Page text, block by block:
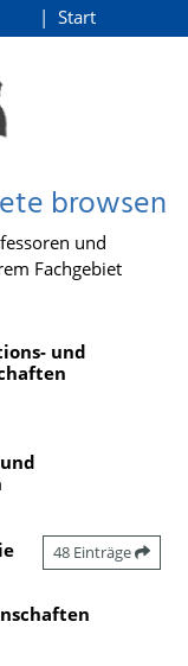
Start
browsen
und
Fachgebiet
und
48 Einträge